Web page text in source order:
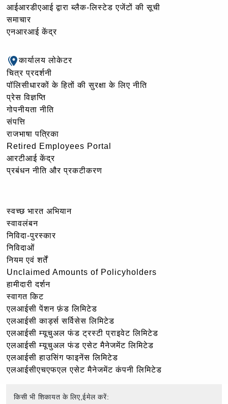
आईआरडीएआई द्वारा ब्लैक-लिस्टेड एजेंटों की सूची
समाचार
एनआरआई केंद्र
कार्यालय लोकेटर
चित्र प्रदर्शनी
पॉलिसीधारकों के हितों की सुरक्षा के लिए नीति
प्रेस विज्ञप्ति
गोपनीयता नीति
संपत्ति
राजभाषा पत्रिका
Retired Employees Portal
आरटीआई केंद्र
प्रबंधन नीति और प्रकटीकरण
स्वच्छ भारत अभियान
स्वावलंबन
निविदा-पुरस्कार
निविदाओं
नियम एवं शर्तें
Unclaimed Amounts of Policyholders
हामीदारी दर्शन
स्वागत किट
एलआईसी पेंशन फ़ंड लिमिटेड
एलआईसी कार्ड्स सर्विसेस लिमिटेड
एलआईसी म्यूचुअल फंड ट्रस्टी प्राइवेट लिमिटेड
एलआईसी म्यूचुअल फंड एसेट मैनेजमेंट लिमिटेड
एलआईसी हाउसिंग फाइनेंस लिमिटेड
एलआईसीएचएफएल एसेट मैनेजमेंट कंपनी लिमिटेड
किसी भी शिकायत के लिए,ईमेल करें: